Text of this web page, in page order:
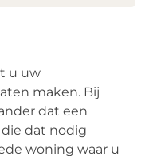
u uw
maken. Bij
dat een
dat nodig
woning waar u